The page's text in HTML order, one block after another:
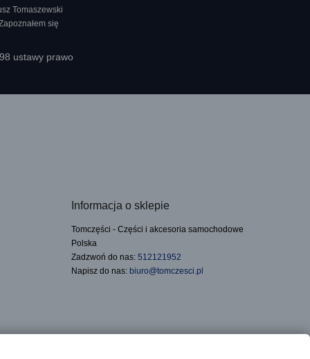
Tomaszewski
się
ustawy prawo
Informacja o sklepie
Tomczęści - Części i akcesoria samochodowe
Polska
Zadzwoń do nas: 512121952
Napisz do nas: biuro@tomczesci.pl